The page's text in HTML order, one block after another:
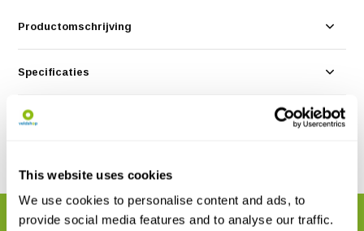
This website uses cookies
We use cookies to personalise content and ads, to
provide social media features and to analyse our traffic.
Productomschrijving
Specificaties
Reviews
GERELATEERDE PRODUCTEN